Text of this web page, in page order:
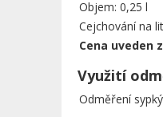
Objem: 0,25 l
Cejchování na
Cena uveden
Využití
Odměření